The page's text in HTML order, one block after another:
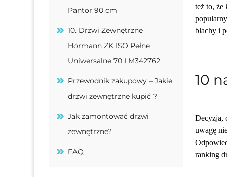
Pantor 90 cm
10. Drzwi Zewnętrzne
Hörmann ZK ISO Pełne
Uniwersalne 70 LM342762
Przewodnik zakupowy – Jakie
drzwi zewnętrzne kupić ?
Jak zamontować drzwi
zewnętrzne?
FAQ
też to, że
blachy i
10
Decyzja,
uwagę
ranking